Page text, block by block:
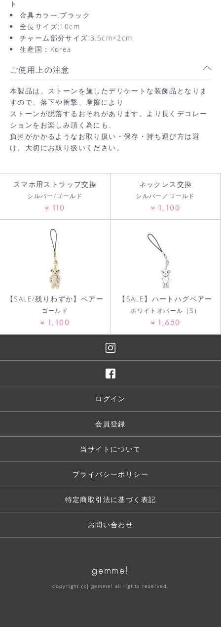
カートへ進む
ト
金具カラー:ブラック
全長サイズ:10cm
チャーム部分サイズ:3.5cm×2cm
生産国：Korea
ご使用上の注意
本製品は、ストーンを施したデリケートな装飾品となりま
すので、落下や衝撃、摩擦により
ストーンが脱落するおそれがあります。より長くデコレー
ションをお楽しみ頂く為にも、
負担がかかるようなお取り扱い・保存・持ち運び方は避
け、大切にお取り扱いください。
スマホ用ストラップ交換
シルバー/ゴールド
¥ 110
ネックレス交換
シルバー／ゴールド
¥ 1,100
【SALE/残りわずか】ベアー
ゴールド
¥ 1,100
【SALE】ハートハグベアー
ホワイトオパール（S）
¥ 1,650
ログイン
会員登録
当サイトについて
プライバシーポリシー
特定商取引法に基づく表記
お問い合わせ
gemme!
copyright (c) gemme! all rights reserved.